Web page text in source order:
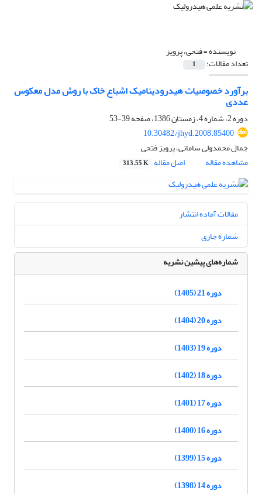
نویسنده =فتحی، پرویز
تعداد مقالات: 1
برآورد خصوصیات هیدرودینامیک اشباع خاک با روش مدل معکوس
عددی
دوره 2، شماره 4، زمستان 1386، صفحه
39-53
10.30482/jhyd.2008.85400
جمال محمدولی سامانی، پرویز فتحی
مشاهده مقاله
اصل مقاله 313.55 K
مقالات آماده انتشار
شماره جاری
شماره‌های پیشین نشریه
دوره 21 (1405)
دوره 20 (1404)
دوره 19 (1403)
دوره 18 (1402)
دوره 17 (1401)
دوره 16 (1400)
دوره 15 (1399)
دوره 14 (1398)